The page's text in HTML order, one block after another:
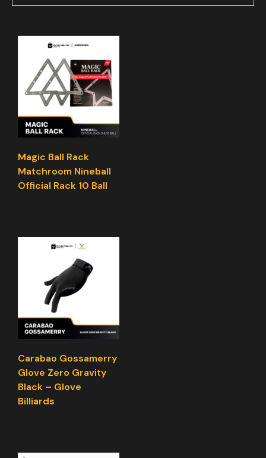
Magic Ball Rack
Matchroom Nineball
Official Rack 10 Ball
Carabao Gossamerry
Glove Zero Gravity
Black – Glove
Billiards